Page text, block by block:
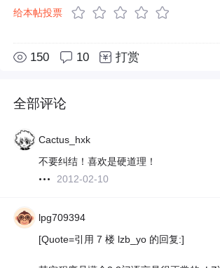
给本帖投票
150 10 打赏
全部评论
Cactus_hxk
不要纠结！喜欢是硬道理！
2012-02-10
lpg709394
[Quote=引用 7 楼 lzb_yo 的回复:]